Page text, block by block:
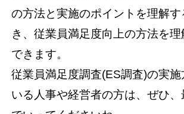
の方法と実施のポイントを理解
き、従業員満足度向上の方法を
できます。
従業員満足度調査(ES調査)の実施
いる人事や経営者の方は、ぜひ